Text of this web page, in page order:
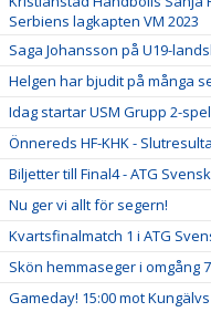
Serbiens lagkapten VM 2023
Saga Johansson på U19-
Helgen har bjudit på många
Idag startar USM Grupp 2-
Önnereds HF-KHK -
Biljetter till Final4 - ATG
Nu ger vi allt för segern!
Kvartsfinalmatch 1 i ATG
Skön hemmaseger i omgång 7
Gameday! 15:00 mot